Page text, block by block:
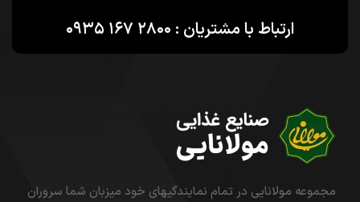
ارتباط با مشتریان : ۲۸۰۰ ۱۶۷ ۰۹۳۵
مجموعه مولانایی در تمام نمایندگیهای خود میزبان شما سروران